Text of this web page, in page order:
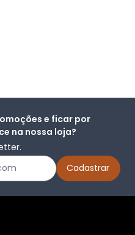
e ficar por
na nossa loja?